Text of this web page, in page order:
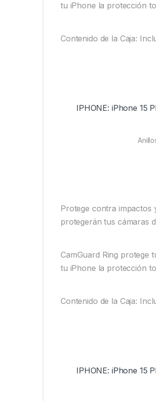
tu iPhone la protección
Contenido de la Caja:
IPHONE: iPhone 15
Protege contra impactos
protegerán tus cámaras
CamGuard Ring protege
tu iPhone la protección
Contenido de la Caja:
IPHONE: iPhone 15